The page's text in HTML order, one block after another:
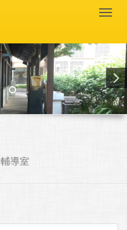
輔導室